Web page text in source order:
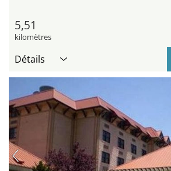
5,51
kilomètres
Détails